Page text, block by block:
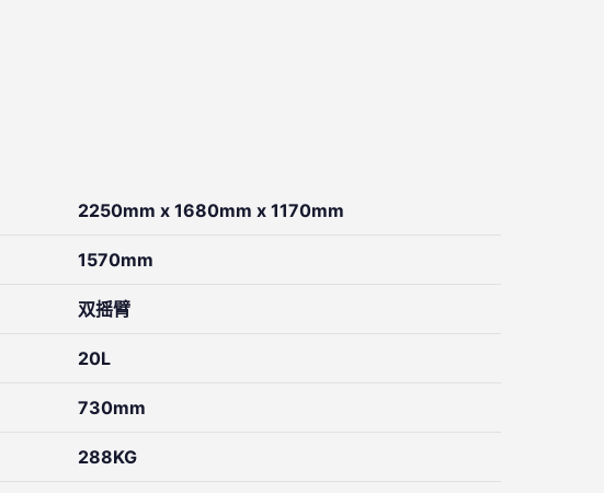
2250mm x 1680mm x 1170mm
1570mm
双摇臂
20L
730mm
288KG